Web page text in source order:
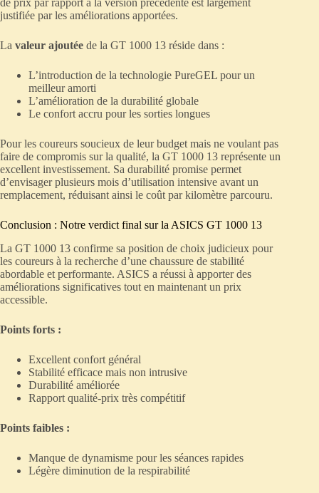
de prix par rapport à la version précédente est largement
justifiée par les améliorations apportées.
La valeur ajoutée de la GT 1000 13 réside dans :
L’introduction de la technologie PureGEL pour un
meilleur amorti
L’amélioration de la durabilité globale
Le confort accru pour les sorties longues
Pour les coureurs soucieux de leur budget mais ne voulant pas
faire de compromis sur la qualité, la GT 1000 13 représente un
excellent investissement. Sa durabilité promise permet
d’envisager plusieurs mois d’utilisation intensive avant un
remplacement, réduisant ainsi le coût par kilomètre parcouru.
Conclusion : Notre verdict final sur la ASICS GT 1000 13
La GT 1000 13 confirme sa position de choix judicieux pour
les coureurs à la recherche d’une chaussure de stabilité
abordable et performante. ASICS a réussi à apporter des
améliorations significatives tout en maintenant un prix
accessible.
Points forts :
Excellent confort général
Stabilité efficace mais non intrusive
Durabilité améliorée
Rapport qualité-prix très compétitif
Points faibles :
Manque de dynamisme pour les séances rapides
Légère diminution de la respirabilité